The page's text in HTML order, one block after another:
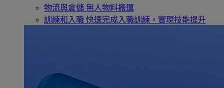
物流與倉儲 無人物料搬運
訓練和入職 快速完成入職訓練，實現技能提升